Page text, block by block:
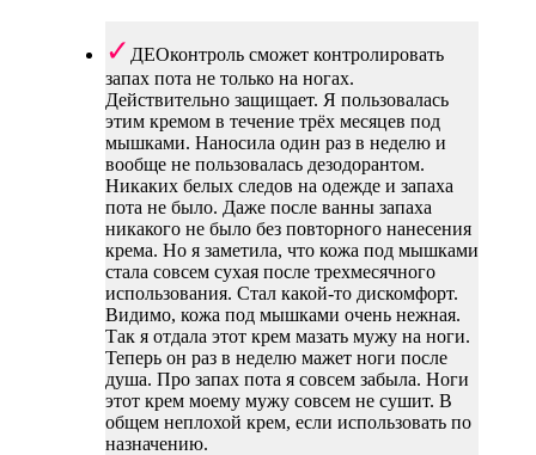
ДЕОконтроль сможет контролировать
запах пота не только на ногах.
Действительно защищает. Я пользовалась
этим кремом в течение трёх месяцев под
мышками. Наносила один раз в неделю и
вообще не пользовалась дезодорантом.
Никаких белых следов на одежде и запаха
пота не было. Даже после ванны запаха
никакого не было без повторного нанесения
крема. Но я заметила, что кожа под мышками
стала совсем сухая после трехмесячного
использования. Стал какой-то дискомфорт.
Видимо, кожа под мышками очень нежная.
Так я отдала этот крем мазать мужу на ноги.
Теперь он раз в неделю мажет ноги после
душа. Про запах пота я совсем забыла. Ноги
этот крем моему мужу совсем не сушит. В
общем неплохой крем, если использовать по
назначению.